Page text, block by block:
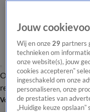
Overzicht Laatste nieuws
redactie
Volg Hart van Nederland
Jouw
Wij en onze29 partners
technieken om
onze website(s), jouw
cookies accepteren”
ingeschakeld om onze
personaliseren, onze
de prestaties van
„Huidige keuze